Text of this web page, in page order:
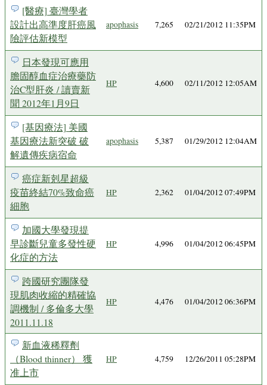
[醫療] 臺灣學者
設計出高準度肝癌風
險評估新模型
apophasis 7,265 02/21/2012 11:35PM
日本發現可應用
膽固醇血症治療藥防
治C型肝炎 / 讀賣新
聞 2012年1月9日
HP 4,600 02/11/2012 12:05AM
[基因療法] 美國
基因療法新突破 破
解遺傳疾病宿命
apophasis 5,387 01/29/2012 12:04AM
癌症新剋星超級
疫苗終結70%致命癌
細胞
HP 2,362 01/04/2012 07:49PM
加國大學發現提
早診斷兒童多發性硬
化症的方法
HP 4,996 01/04/2012 06:45PM
跨國研究團隊發
現肌肉收縮的精確協
調機制 / 多倫多大學
2011.11.18
HP 4,476 01/04/2012 06:36PM
新血液稀釋劑
（Blood thinner） 獲
准上市
HP 4,759 12/26/2011 05:28PM